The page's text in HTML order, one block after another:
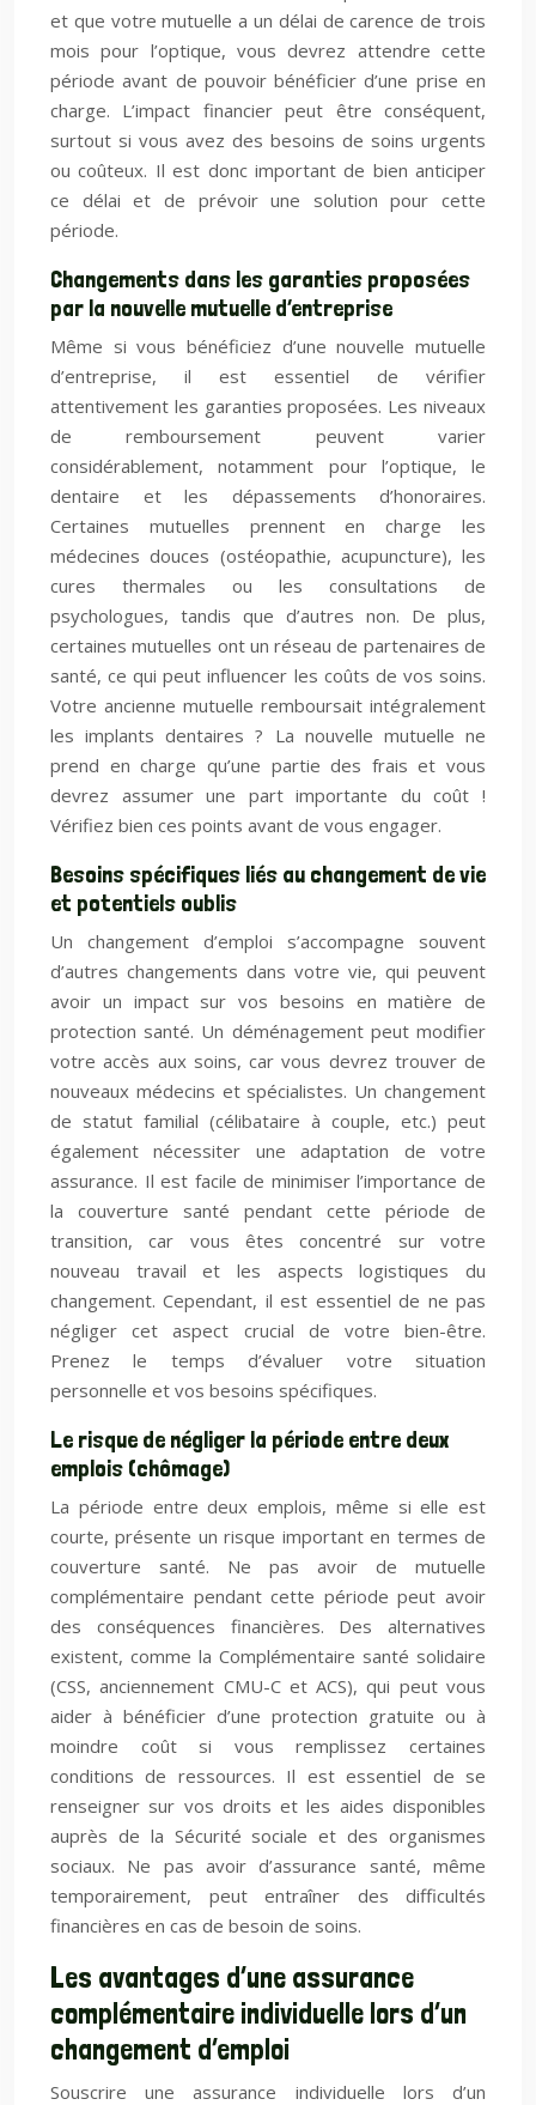
et que votre mutuelle a un délai de carence de trois
mois pour l’optique, vous devrez attendre cette
période avant de pouvoir bénéficier d’une prise en
charge. L’impact financier peut être conséquent,
surtout si vous avez des besoins de soins urgents
ou coûteux. Il est donc important de bien anticiper
ce délai et de prévoir une solution pour cette
période.
Changements dans les garanties proposées
par la nouvelle mutuelle d’entreprise
Même si vous bénéficiez d’une nouvelle mutuelle
d’entreprise, il est essentiel de vérifier
attentivement les garanties proposées. Les niveaux
de remboursement peuvent varier
considérablement, notamment pour l’optique, le
dentaire et les dépassements d’honoraires.
Certaines mutuelles prennent en charge les
médecines douces (ostéopathie, acupuncture), les
cures thermales ou les consultations de
psychologues, tandis que d’autres non. De plus,
certaines mutuelles ont un réseau de partenaires de
santé, ce qui peut influencer les coûts de vos soins.
Votre ancienne mutuelle remboursait intégralement
les implants dentaires ? La nouvelle mutuelle ne
prend en charge qu’une partie des frais et vous
devrez assumer une part importante du coût !
Vérifiez bien ces points avant de vous engager.
Besoins spécifiques liés au changement de vie
et potentiels oublis
Un changement d’emploi s’accompagne souvent
d’autres changements dans votre vie, qui peuvent
avoir un impact sur vos besoins en matière de
protection santé. Un déménagement peut modifier
votre accès aux soins, car vous devrez trouver de
nouveaux médecins et spécialistes. Un changement
de statut familial (célibataire à couple, etc.) peut
également nécessiter une adaptation de votre
assurance. Il est facile de minimiser l’importance de
la couverture santé pendant cette période de
transition, car vous êtes concentré sur votre
nouveau travail et les aspects logistiques du
changement. Cependant, il est essentiel de ne pas
négliger cet aspect crucial de votre bien-être.
Prenez le temps d’évaluer votre situation
personnelle et vos besoins spécifiques.
Le risque de négliger la période entre deux
emplois (chômage)
La période entre deux emplois, même si elle est
courte, présente un risque important en termes de
couverture santé. Ne pas avoir de mutuelle
complémentaire pendant cette période peut avoir
des conséquences financières. Des alternatives
existent, comme la Complémentaire santé solidaire
(CSS, anciennement CMU-C et ACS), qui peut vous
aider à bénéficier d’une protection gratuite ou à
moindre coût si vous remplissez certaines
conditions de ressources. Il est essentiel de se
renseigner sur vos droits et les aides disponibles
auprès de la Sécurité sociale et des organismes
sociaux. Ne pas avoir d’assurance santé, même
temporairement, peut entraîner des difficultés
financières en cas de besoin de soins.
Les avantages d’une assurance
complémentaire individuelle lors d’un
changement d’emploi
Souscrire une assurance individuelle lors d’un